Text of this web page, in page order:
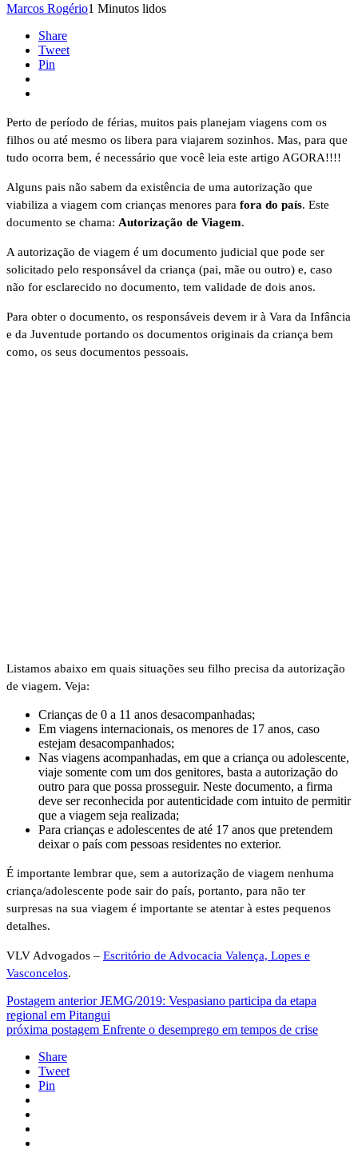
Marcos Rogério1 Minutos lidos
Share
Tweet
Pin
Perto de período de férias, muitos pais planejam viagens com os
filhos ou até mesmo os libera para viajarem sozinhos. Mas, para que
tudo ocorra bem, é necessário que você leia este artigo AGORA!!!!
Alguns pais não sabem da existência de uma autorização que
viabiliza a viagem com crianças menores para fora do país. Este
documento se chama: Autorização de Viagem.
A autorização de viagem é um documento judicial que pode ser
solicitado pelo responsável da criança (pai, mãe ou outro) e, caso
não for esclarecido no documento, tem validade de dois anos.
Para obter o documento, os responsáveis devem ir à Vara da Infância
e da Juventude portando os documentos originais da criança bem
como, os seus documentos pessoais.
Listamos abaixo em quais situações seu filho precisa da autorização
de viagem. Veja:
Crianças de 0 a 11 anos desacompanhadas;
Em viagens internacionais, os menores de 17 anos, caso
estejam desacompanhados;
Nas viagens acompanhadas, em que a criança ou adolescente,
viaje somente com um dos genitores, basta a autorização do
outro para que possa prosseguir. Neste documento, a firma
deve ser reconhecida por autenticidade com intuito de permitir
que a viagem seja realizada;
Para crianças e adolescentes de até 17 anos que pretendem
deixar o país com pessoas residentes no exterior.
É importante lembrar que, sem a autorização de viagem nenhuma
criança/adolescente pode sair do país, portanto, para não ter
surpresas na sua viagem é importante se atentar à estes pequenos
detalhes.
VLV Advogados – Escritório de Advocacia Valença, Lopes e
Vasconcelos.
Postagem anterior JEMG/2019: Vespasiano participa da etapa
regional em Pitangui
próxima postagem Enfrente o desemprego em tempos de crise
Share
Tweet
Pin